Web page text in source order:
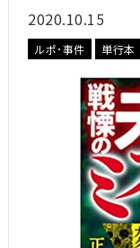
2020.10.15
ルポ･事件 単行本